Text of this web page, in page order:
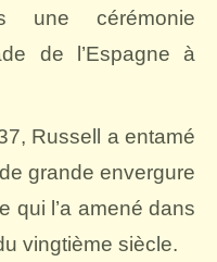
une cérémonie
de l’Espagne à
Russell a entamé
grande envergure
qui l’a amené dans
vingtième siècle.